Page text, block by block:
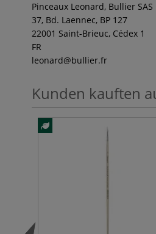
Pinceaux Leonard, Bullier SAS
37, Bd. Laennec, BP 127
22001 Saint-Brieuc, Cédex 1
FR
leonard@bullier.fr
Kunden kauften